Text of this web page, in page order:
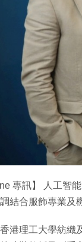
專訊】 人工智
結合服飾專業及
港理工大學紡織